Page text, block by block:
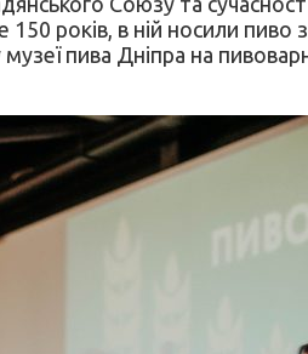
років, в ній носили
пива Дніпра на